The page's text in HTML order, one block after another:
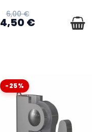
6,00 €
4,50 €
-25%